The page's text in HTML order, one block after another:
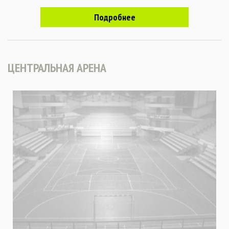
Подробнее
ЦЕНТРАЛЬНАЯ АРЕНА